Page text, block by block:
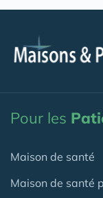
Pour les
Maison de santé
Maison de santé